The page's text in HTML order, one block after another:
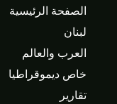
الصفحة الرئيسية
لبنان
العرب والعالم
خاص ديموقراطيا
تقارير